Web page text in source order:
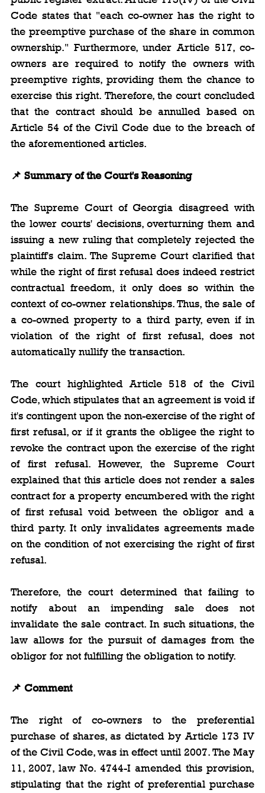
Code states that "each co-owner has the right to
the preemptive purchase of the share in common
ownership." Furthermore, under Article 517, co-
owners are required to notify the owners with
preemptive rights, providing them the chance to
exercise this right. Therefore, the court concluded
that the contract should be annulled based on
Article 54 of the Civil Code due to the breach of
the aforementioned articles.
📌 Summary of the Court's Reasoning
The Supreme Court of Georgia disagreed with
the lower courts' decisions, overturning them and
issuing a new ruling that completely rejected the
plaintiff's claim. The Supreme Court clarified that
while the right of first refusal does indeed restrict
contractual freedom, it only does so within the
context of co-owner relationships. Thus, the sale of
a co-owned property to a third party, even if in
violation of the right of first refusal, does not
automatically nullify the transaction.
The court highlighted Article 518 of the Civil
Code, which stipulates that an agreement is void if
it's contingent upon the non-exercise of the right of
first refusal, or if it grants the obligee the right to
revoke the contract upon the exercise of the right
of first refusal. However, the Supreme Court
explained that this article does not render a sales
contract for a property encumbered with the right
of first refusal void between the obligor and a
third party. It only invalidates agreements made
on the condition of not exercising the right of first
refusal.
Therefore, the court determined that failing to
notify about an impending sale does not
invalidate the sale contract. In such situations, the
law allows for the pursuit of damages from the
obligor for not fulfilling the obligation to notify.
📌 Comment
The right of co-owners to the preferential
purchase of shares, as dictated by Article 173 IV
of the Civil Code, was in effect until 2007. The May
11, 2007, law No. 4744-I amended this provision,
stipulating that the right of preferential purchase